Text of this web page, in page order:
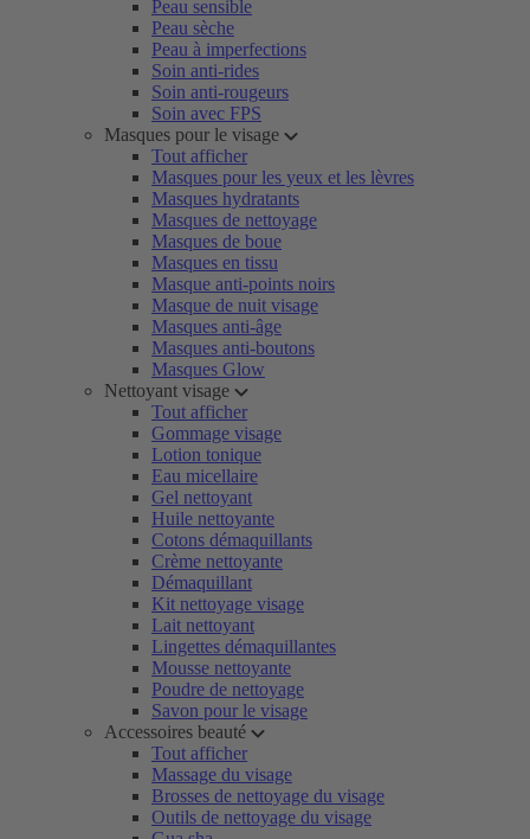
Peau sensible
Peau sèche
Peau à imperfections
Soin anti-rides
Soin anti-rougeurs
Soin avec FPS
Masques pour le visage
Tout afficher
Masques pour les yeux et les lèvres
Masques hydratants
Masques de nettoyage
Masques de boue
Masques en tissu
Masque anti-points noirs
Masque de nuit visage
Masques anti-âge
Masques anti-boutons
Masques Glow
Nettoyant visage
Tout afficher
Gommage visage
Lotion tonique
Eau micellaire
Gel nettoyant
Huile nettoyante
Cotons démaquillants
Crème nettoyante
Démaquillant
Kit nettoyage visage
Lait nettoyant
Lingettes démaquillantes
Mousse nettoyante
Poudre de nettoyage
Savon pour le visage
Accessoires beauté
Tout afficher
Massage du visage
Brosses de nettoyage du visage
Outils de nettoyage du visage